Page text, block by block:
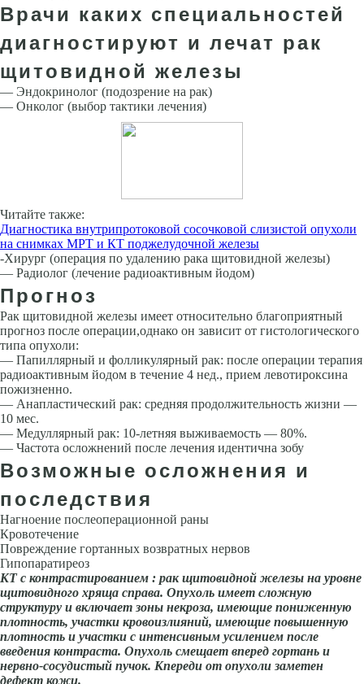
Врачи каких специальностей
диагностируют и лечат рак
щитовидной железы
— Эндокринолог (подозрение на рак)
— Онколог (выбор тактики лечения)
Читайте также:
Диагностика внутрипротоковой сосочковой слизистой опухоли
на снимках МРТ и КТ поджелудочной железы
-Хирург (операция по удалению рака щитовидной железы)
— Радиолог (лечение радиоактивным йодом)
Прогноз
Рак щитовидной железы имеет относительно благоприятный
прогноз после операции,однако он зависит от гистологического
типа опухоли:
— Папиллярный и фолликулярный рак: после операции терапия
радиоак­тивным йодом в течение 4 нед., прием левотироксина
пожизненно.
— Анапластический рак: средняя продолжительность жизни —
10 мес.
— Медуллярный рак: 10-летняя выживаемость — 80%.
— Частота осложнений после лечения идентична зобу
Возможные осложнения и
последствия
Нагноение послеоперационной раны
Кровотечение
Повреждение гортанных возвратных нервов
Гипопаратиреоз
КТ с контрастированием : рак щитовидной железы на уровне
щитовидно­го хряща справа. Опухоль имеет сложную
структуру и включает зоны некроза, имею­щие пониженную
плотность, участки кро­воизлияний, имеющие повышенную
плот­ность и участки с интенсивным усилением после
введения контраста. Опухоль сме­щает вперед гортань и
нервно-сосудистый пучок. Кпереди от опухоли заметен
дефект кожи.